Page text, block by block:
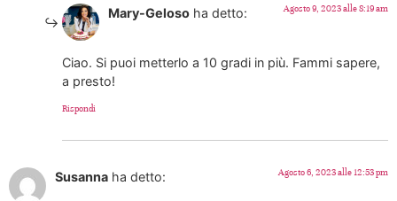
Mary-Geloso ha detto: Agosto 9, 2023 alle 8:19 am
Ciao. Si puoi metterlo a 10 gradi in più. Fammi sapere,
a presto!
Rispondi
Susanna ha detto: Agosto 6, 2023 alle 12:53 pm